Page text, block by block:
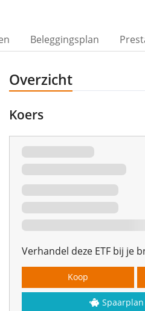
Beleggingsplan
Overzicht
Koers
Verhandel deze ETF bij je
Koop